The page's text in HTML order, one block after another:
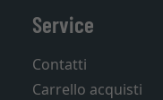
Service
Contatti
Carrello acquisti